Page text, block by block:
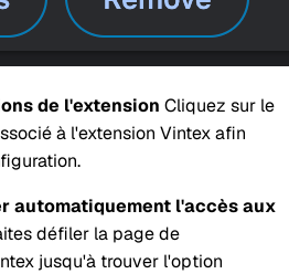
de l'extension Cliquez sur le
à l'extension Vintex afin
automatiquement l'accès aux
défiler la page de
jusqu'à trouver l'option